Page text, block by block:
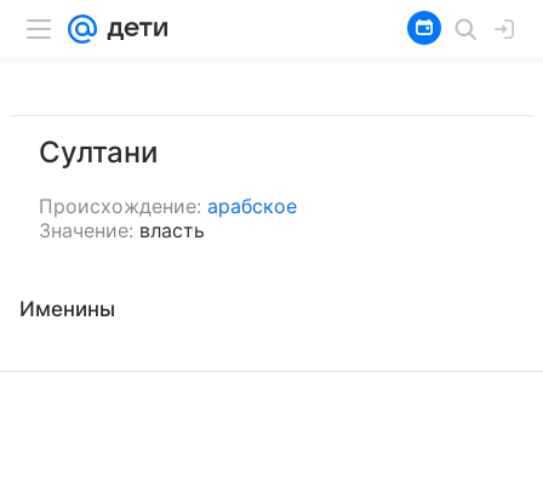
Султани
Происхождение: арабское
Значение: власть
Именины